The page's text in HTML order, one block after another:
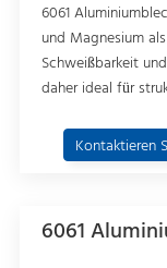
6061
und Magnesium
Schweißbarkeit
daher ideal für
Kontaktieren
6061